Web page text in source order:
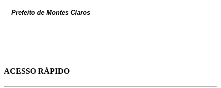
Prefeito de Montes Claros
ACESSO RÁPIDO